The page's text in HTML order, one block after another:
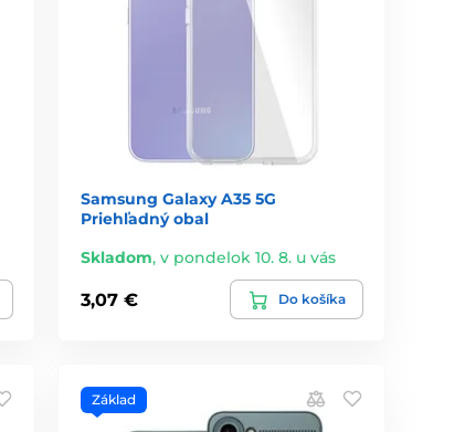
Samsung Galaxy A35 5G
Priehľadný obal
Skladom,v pondelok 10. 8. u vás
3,07 € Do košíka
Základ